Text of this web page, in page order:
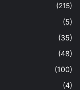
(215)
(5)
(35)
(48)
(100)
(4)